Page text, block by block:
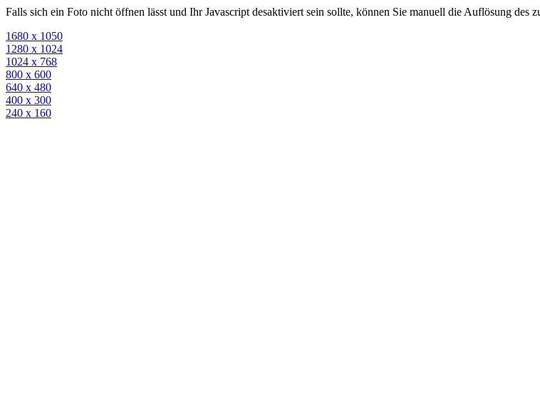
Falls sich ein Foto nicht öffnen lässt und Ihr Javascript desaktiviert sein sollte, können Sie manuell die Auflösung des
1680 x 1050
1280 x 1024
1024 x 768
800 x 600
640 x 480
400 x 300
240 x 160